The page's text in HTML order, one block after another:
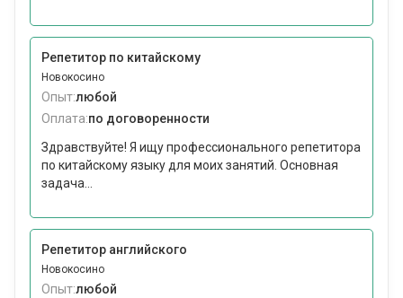
Репетитор по китайскому
Новокосино
Опыт:любой
Оплата:по договоренности
Здравствуйте! Я ищу профессионального репетитора
по китайскому языку для моих занятий. Основная
задача...
Репетитор английского
Новокосино
Опыт:любой